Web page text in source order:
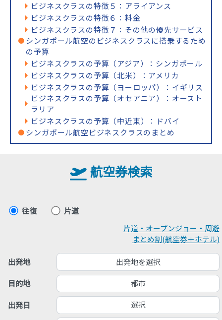
ビジネスクラスの特徴５：アライアンス
ビジネスクラスの特徴６：料金
ビジネスクラスの特徴７：その他の優先サービス
シンガポール航空のビジネスクラスに搭乗するため
の予算
ビジネスクラスの予算（アジア）：シンガポール
ビジネスクラスの予算（北米）：アメリカ
ビジネスクラスの予算（ヨーロッパ）：イギリス
ビジネスクラスの予算（オセアニア）：オースト
ラリア
ビジネスクラスの予算（中近東）：ドバイ
シンガポール航空ビジネスクラスのまとめ
航空券検索
往復
片道
片道・オープンジョー・周遊
まとめ割(航空券＋ホテル)
出発地 出発地を選択
目的地 都市
出発日 選択